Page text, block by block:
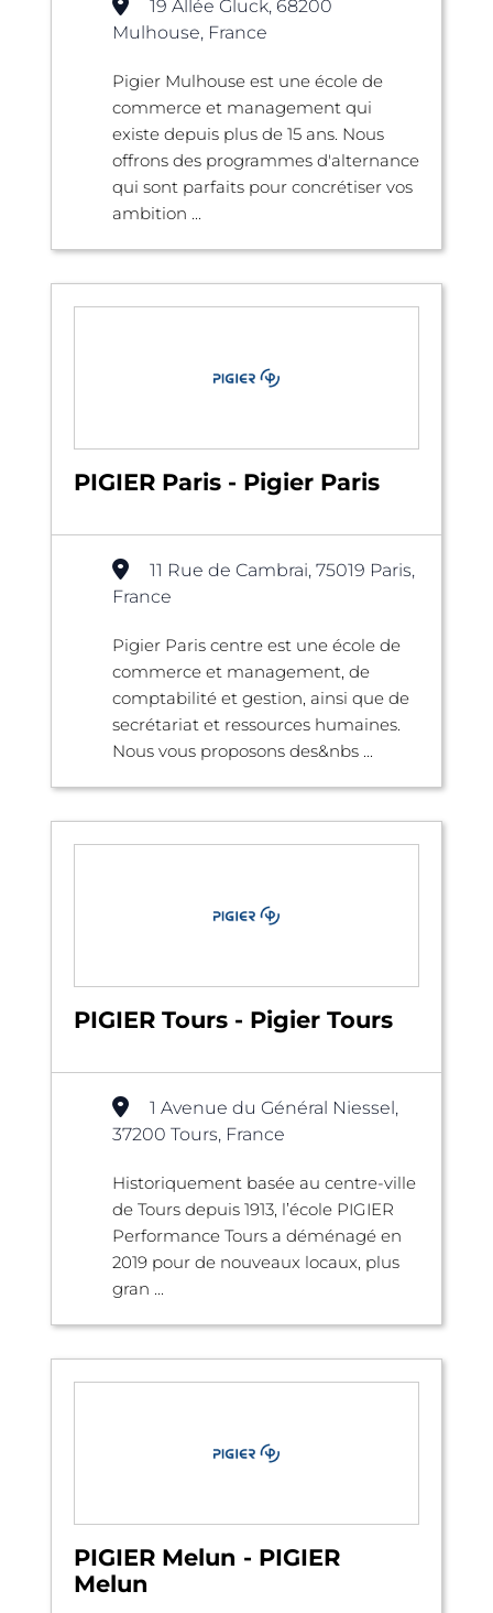
19 Allée Gluck, 68200
Mulhouse, France
Pigier Mulhouse est une école de
commerce et management qui
existe depuis plus de 15 ans. Nous
offrons des programmes d'alternance
qui sont parfaits pour concrétiser vos
ambition ...
PIGIER Paris - Pigier Paris
11 Rue de Cambrai, 75019 Paris,
France
Pigier Paris centre est une école de
commerce et management, de
comptabilité et gestion, ainsi que de
secrétariat et ressources humaines.
Nous vous proposons des&nbs ...
PIGIER Tours - Pigier Tours
1 Avenue du Général Niessel,
37200 Tours, France
Historiquement basée au centre-ville
de Tours depuis 1913, l’école PIGIER
Performance Tours a déménagé en
2019 pour de nouveaux locaux, plus
gran ...
PIGIER Melun - PIGIER
Melun